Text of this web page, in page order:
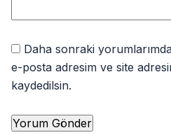
Daha sonraki
e-posta adresim ve site
kaydedilsin.